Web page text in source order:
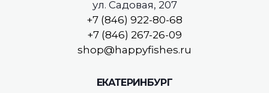
ул. Садовая, 207
+7 (846) 922-80-68
+7 (846) 267-26-09
shop@happyfishes.ru
ЕКАТЕРИНБУРГ